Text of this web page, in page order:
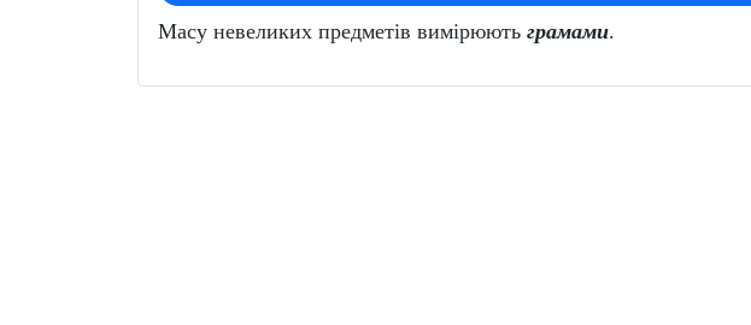
Масу невеликих предметів вимірюють грамами.